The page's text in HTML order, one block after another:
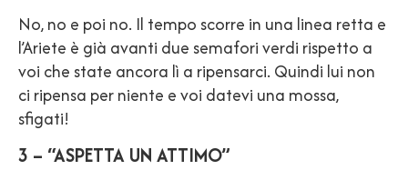
No, no e poi no. Il tempo scorre in una linea retta e
l’Ariete è già avanti due semafori verdi rispetto a
voi che state ancora lì a ripensarci. Quindi lui non
ci ripensa per niente e voi datevi una mossa,
sfigati!
3 – “ASPETTA UN ATTIMO”